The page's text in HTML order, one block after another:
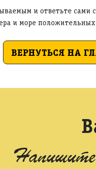
и ответьте
и море
ВЕРНУТЬСЯ НА
Напишите